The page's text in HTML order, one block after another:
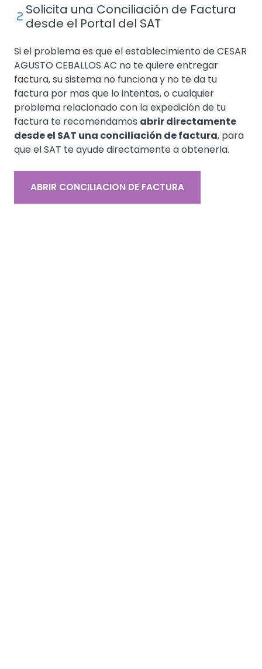
Solicita una Conciliación de Factura
desde el Portal del SAT
Si el problema es que el establecimiento de CESAR
AGUSTO CEBALLOS AC no te quiere entregar
factura, su sistema no funciona y no te da tu
factura por mas que lo intentas, o cualquier
problema relacionado con la expedición de tu
factura te recomendamos abrir directamente
desde el SAT una conciliación de factura, para
que el SAT te ayude directamente a obtenerla.
ABRIR CONCILIACION DE FACTURA